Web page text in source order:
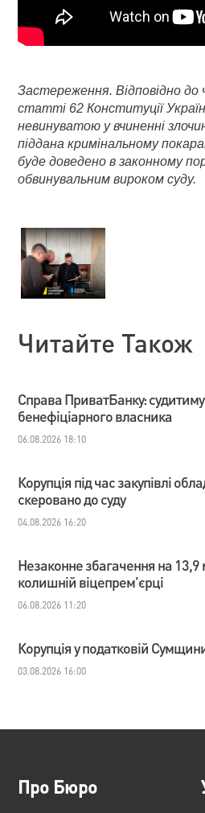
Застереження. Відповідно до
статті 62 Конституції
невинуватою у вчиненні
піддана кримінальному
буде доведено в законному
обвинувальним вироком суду.
Читайте Також
Справа ПриватБанку:
бенефіціарного власника
06.08.2026 18:10
Корупція під час закупівлі
скеровано до суду
04.08.2026 16:20
Незаконне збагачення на 13,9
колишній віцепрем’єрці
06.08.2026 11:20
Корупція у податковій
03.08.2026 16:00
Про Бюро